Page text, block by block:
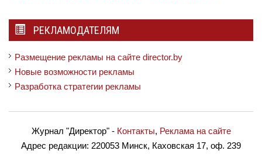
РЕКЛАМОДАТЕЛЯМ
Размещение рекламы на сайте director.by
Новые возможности рекламы
Разработка стратегии рекламы
Журнал "Директор"- Контакты, Реклама на сайте
Адрес редакции: 220053 Минск, Каховская 17, оф. 239